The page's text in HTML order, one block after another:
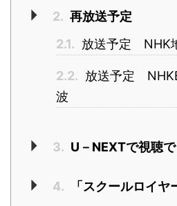
2. 再放送予定
2.1. 放送予定 NHK
2.2. 放送予定
波
3. U－NEXTで視聴
4. 「スクールロイヤ